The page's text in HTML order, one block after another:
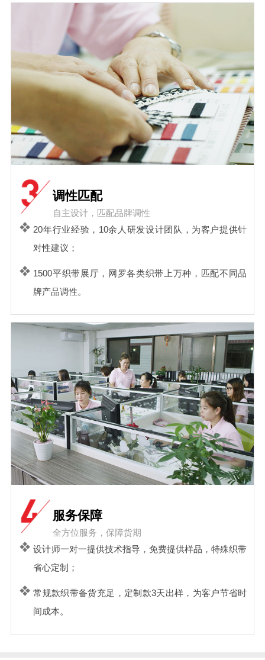
调性匹配
自主设计，匹配品牌调性
20年行业经验，10余人研发设计团队，为客户提供针
对性建议；
1500平织带展厅，网罗各类织带上万种，匹配不同品
牌产品调性。
服务保障
全方位服务，保障货期
设计师一对一提供技术指导，免费提供样品，特殊织带
省心定制；
常规款织带备货充足，定制款3天出样，为客户节省时
间成本。